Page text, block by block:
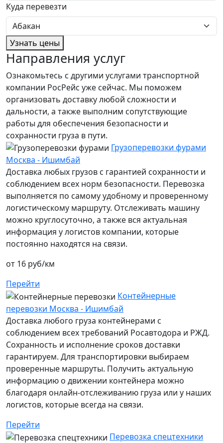
Куда перевезти
Узнать цены
Направления услуг
Ознакомьтесь с другими услугами транспортной
компании РосРейс уже сейчас. Мы поможем
организовать доставку любой сложности и
дальности, а также выполним сопутствующие
работы для обеспечения безопасности и
сохранности груза в пути.
Грузоперевозки фурами
Москва - Ишимбай
Доставка любых грузов с гарантией сохранности и
соблюдением всех норм безопасности. Перевозка
выполняется по самому удобному и проверенному
логистическому маршруту. Отслеживать машину
можно круглосуточно, а также вся актуальная
информация у логистов компании, которые
постоянно находятся на связи.
от 16 руб/км
Перейти
Контейнерные
перевозки Москва - Ишимбай
Доставка любого груза контейнерами с
соблюдением всех требований Росавтодора и РЖД.
Сохранность и исполнение сроков доставки
гарантируем. Для транспортировки выбираем
проверенные маршруты. Получить актуальную
информацию о движении контейнера можно
благодаря онлайн-отслеживанию груза или у наших
логистов, которые всегда на связи.
Перейти
Перевозка спецтехники